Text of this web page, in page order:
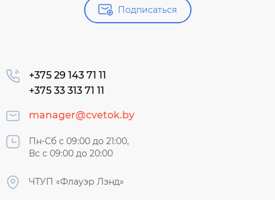
Подписаться
+375 29 143 71 11
+375 33 313 71 11
manager@cvetok.by
Пн-Сб с 09:00 до 21:00,
Вс с 09:00 до 20:00
ЧТУП «Флауэр Лэнд»